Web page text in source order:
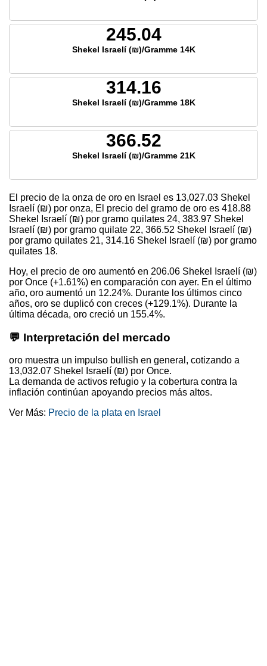
245.04
Shekel Israelí (₪)/Gramme 14K
314.16
Shekel Israelí (₪)/Gramme 18K
366.52
Shekel Israelí (₪)/Gramme 21K
El precio de la onza de oro en Israel es 13,027.03 Shekel
Israelí (₪) por onza, El precio del gramo de oro es 418.88
Shekel Israelí (₪) por gramo quilates 24, 383.97 Shekel
Israelí (₪) por gramo quilate 22, 366.52 Shekel Israelí (₪)
por gramo quilates 21, 314.16 Shekel Israelí (₪) por gramo
quilates 18.
Hoy, el precio de oro aumentó en 206.06 Shekel Israelí (₪)
por Once (+1.61%) en comparación con ayer. En el último
año, oro aumentó un 12.24%. Durante los últimos cinco
años, oro se duplicó con creces (+129.1%). Durante la
última década, oro creció un 155.4%.
💬 Interpretación del mercado
oro muestra un impulso bullish en general, cotizando a
13,032.07 Shekel Israelí (₪) por Once.
La demanda de activos refugio y la cobertura contra la
inflación continúan apoyando precios más altos.
Ver Más: Precio de la plata en Israel